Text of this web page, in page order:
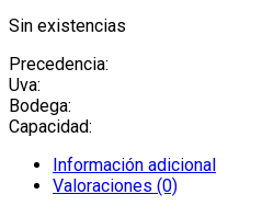
Sin existencias
Precedencia:
Uva:
Bodega:
Capacidad:
Información adicional
Valoraciones (0)